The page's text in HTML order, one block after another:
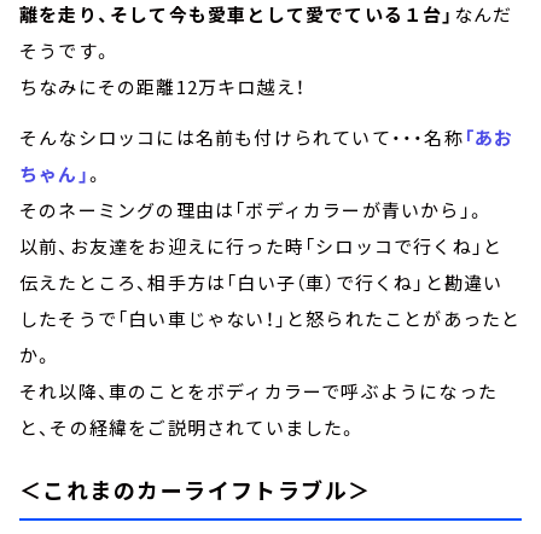
離を走り、そして今も愛車として愛でている１台」 なんだ
そうです。
ちなみにその距離12万キロ越え！
そんなシロッコには名前も付けられていて・・・名称「あお
ちゃん」。
そのネーミングの理由は「ボディカラーが青いから」。
以前、お友達をお迎えに行った時「シロッコで行くね」と
伝えたところ、相手方は「白い子（車）で行くね」と勘違い
したそうで「白い車じゃない！」と怒られたことがあったと
か。
それ以降、車のことをボディカラーで呼ぶようになった
と、その経緯をご説明されていました。
＜これまのカーライフトラブル＞